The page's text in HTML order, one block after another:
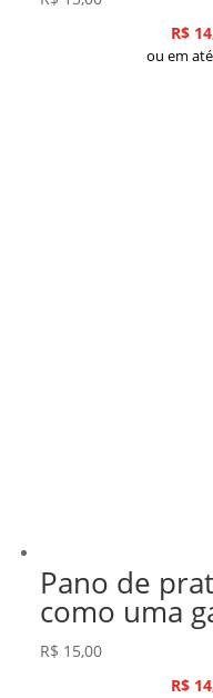
R$
ou em
Pano de
como uma
R$ 15,00
R$